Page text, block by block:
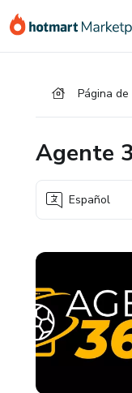
Página de
Agente
Español